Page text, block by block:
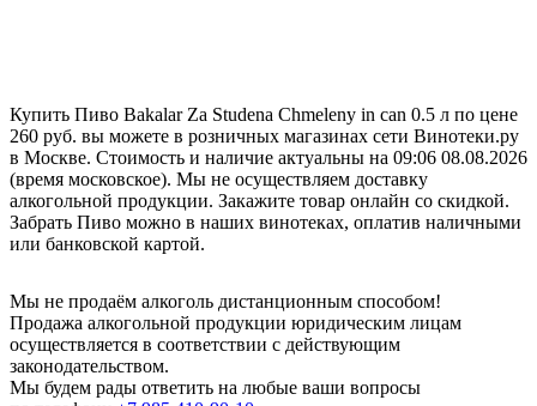
Купить Пиво Bakalar Za Studena Chmeleny in can 0.5 л по цене
260 руб. вы можете в розничных магазинах сети Винотеки.ру
в Москве. Стоимость и наличие актуальны на 09:06 08.08.2026
(время московское). Мы не осуществляем доставку
алкогольной продукции. Закажите товар онлайн со скидкой.
Забрать Пиво можно в наших винотеках, оплатив наличными
или банковской картой.
Мы не продаём алкоголь дистанционным способом!
Продажа алкогольной продукции юридическим лицам
осуществляется в соответствии с действующим
законодательством.
Мы будем рады ответить на любые ваши вопросы